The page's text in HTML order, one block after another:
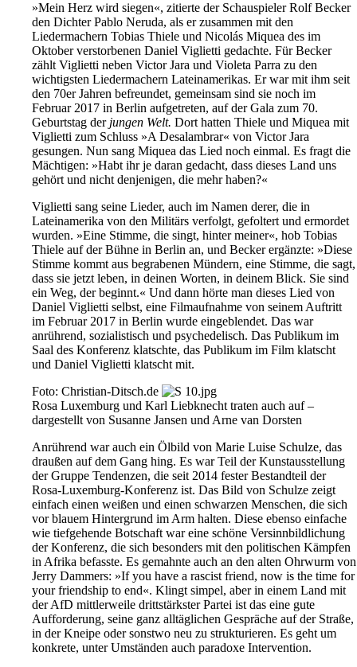
»Mein Herz wird siegen«, zitierte der Schauspieler Rolf Becker
den Dichter Pablo Neruda, als er zusammen mit den
Liedermachern Tobias Thiele und Nicolás Miquea des im
Oktober verstorbenen Daniel Viglietti gedachte. Für Becker
zählt Viglietti neben Victor Jara und Violeta Parra zu den
wichtigsten Liedermachern Lateinamerikas. Er war mit ihm seit
den 70er Jahren befreundet, gemeinsam sind sie noch im
Februar 2017 in Berlin aufgetreten, auf der Gala zum 70.
Geburtstag der jungen Welt. Dort hatten Thiele und Miquea mit
Viglietti zum Schluss »A Desalambrar« von Victor Jara
gesungen. Nun sang Miquea das Lied noch einmal. Es fragt die
Mächtigen: »Habt ihr je daran gedacht, dass dieses Land uns
gehört und nicht denjenigen, die mehr haben?«
Viglietti sang seine Lieder, auch im Namen derer, die in
Lateinamerika von den Militärs verfolgt, gefoltert und ermordet
wurden. »Eine Stimme, die singt, hinter meiner«, hob Tobias
Thiele auf der Bühne in Berlin an, und Becker ergänzte: »Diese
Stimme kommt aus begrabenen Mündern, eine Stimme, die sagt,
dass sie jetzt leben, in deinen Worten, in deinem Blick. Sie sind
ein Weg, der beginnt.« Und dann hörte man dieses Lied von
Daniel Viglietti selbst, eine Filmaufnahme von seinem Auftritt
im Februar 2017 in Berlin wurde eingeblendet. Das war
anrührend, sozialistisch und psychedelisch. Das Publikum im
Saal des Konferenz klatschte, das Publikum im Film klatscht
und Daniel Viglietti klatscht mit.
Foto: Christian-Ditsch.de
Rosa Luxemburg und Karl Liebknecht traten auch auf –
dargestellt von Susanne Jansen und Arne van Dorsten
Anrührend war auch ein Ölbild von Marie Luise Schulze, das
draußen auf dem Gang hing. Es war Teil der Kunstausstellung
der Gruppe Tendenzen, die seit 2014 fester Bestandteil der
Rosa-Luxemburg-Konferenz ist. Das Bild von Schulze zeigt
einfach einen weißen und einen schwarzen Menschen, die sich
vor blauem Hintergrund im Arm halten. Diese ebenso einfache
wie tiefgehende Botschaft war eine schöne Versinnbildlichung
der Konferenz, die sich besonders mit den politischen Kämpfen
in Afrika befasste. Es gemahnte auch an den alten Ohrwurm von
Jerry Dammers: »If you have a rascist friend, now is the time for
your friendship to end«. Klingt simpel, aber in einem Land mit
der AfD mittlerweile drittstärkster Partei ist das eine gute
Aufforderung, seine ganz alltäglichen Gespräche auf der Straße,
in der Kneipe oder sonstwo neu zu strukturieren. Es geht um
konkrete, unter Umständen auch paradoxe Intervention.